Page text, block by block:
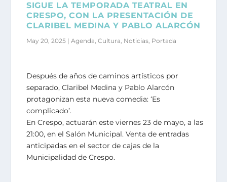
SIGUE LA TEMPORADA TEATRAL EN
CRESPO, CON LA PRESENTACIÓN DE
CLARIBEL MEDINA Y PABLO ALARCÓN
May 20, 2025 |Agenda,Cultura, Noticias, Portada
Después de años de caminos artísticos por
separado, Claribel Medina y Pablo Alarcón
protagonizan esta nueva comedia: ‘Es
complicado’.
En Crespo, actuarán este viernes 23 de mayo, a las
21:00, en el Salón Municipal. Venta de entradas
anticipadas en el sector de cajas de la
Municipalidad de Crespo.